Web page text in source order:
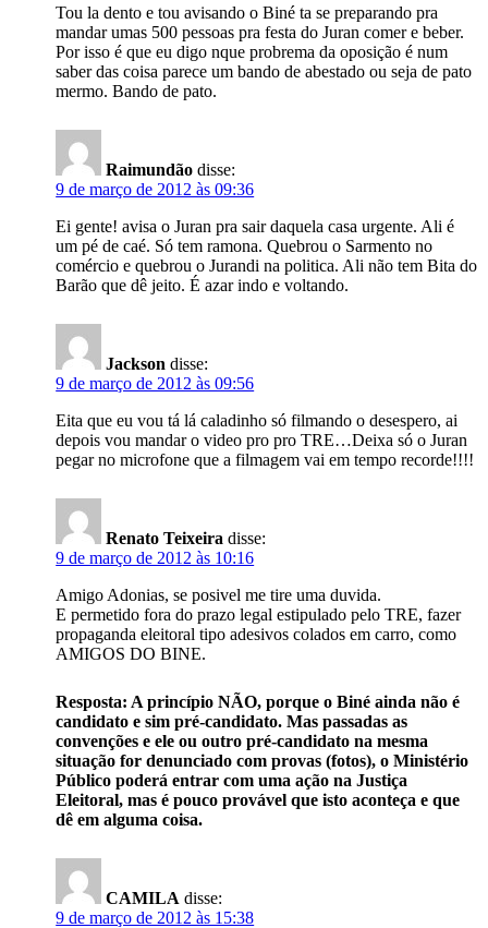
Tou la dento e tou avisando o Biné ta se preparando pra
mandar umas 500 pessoas pra festa do Juran comer e beber.
Por isso é que eu digo nque probrema da oposição é num
saber das coisa parece um bando de abestado ou seja de pato
mermo. Bando de pato.
Raimundão disse:
9 de março de 2012 às 09:36
Ei gente! avisa o Juran pra sair daquela casa urgente. Ali é
um pé de caé. Só tem ramona. Quebrou o Sarmento no
comércio e quebrou o Jurandi na politica. Ali não tem Bita do
Barão que dê jeito. É azar indo e voltando.
Jackson disse:
9 de março de 2012 às 09:56
Eita que eu vou tá lá caladinho só filmando o desespero, ai
depois vou mandar o video pro pro TRE…Deixa só o Juran
pegar no microfone que a filmagem vai em tempo recorde!!!!
Renato Teixeira disse:
9 de março de 2012 às 10:16
Amigo Adonias, se posivel me tire uma duvida.
E permetido fora do prazo legal estipulado pelo TRE, fazer
propaganda eleitoral tipo adesivos colados em carro, como
AMIGOS DO BINE.
Resposta: A princípio NÃO, porque o Biné ainda não é
candidato e sim pré-candidato. Mas passadas as
convenções e ele ou outro pré-candidato na mesma
situação for denunciado com provas (fotos), o Ministério
Público poderá entrar com uma ação na Justiça
Eleitoral, mas é pouco provável que isto aconteça e que
dê em alguma coisa.
CAMILA disse:
9 de março de 2012 às 15:38